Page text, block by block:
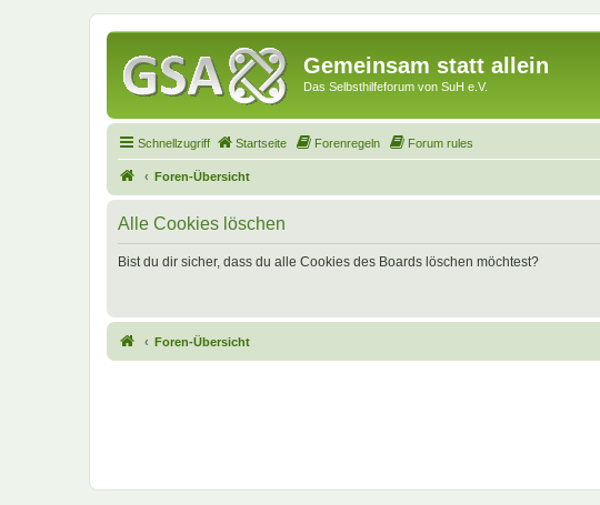
Gemeinsam statt allein
Das Selbsthilfeforum von SuH e.V.
Schnellzugriff Startseite Forenregeln Forum rules
Foren-Übersicht
Alle Cookies löschen
Bist du dir sicher, dass du alle Cookies des Boards löschen möchtest?
Foren-Übersicht